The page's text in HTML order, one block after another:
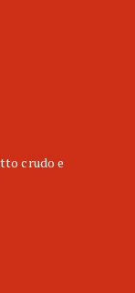
crudo e